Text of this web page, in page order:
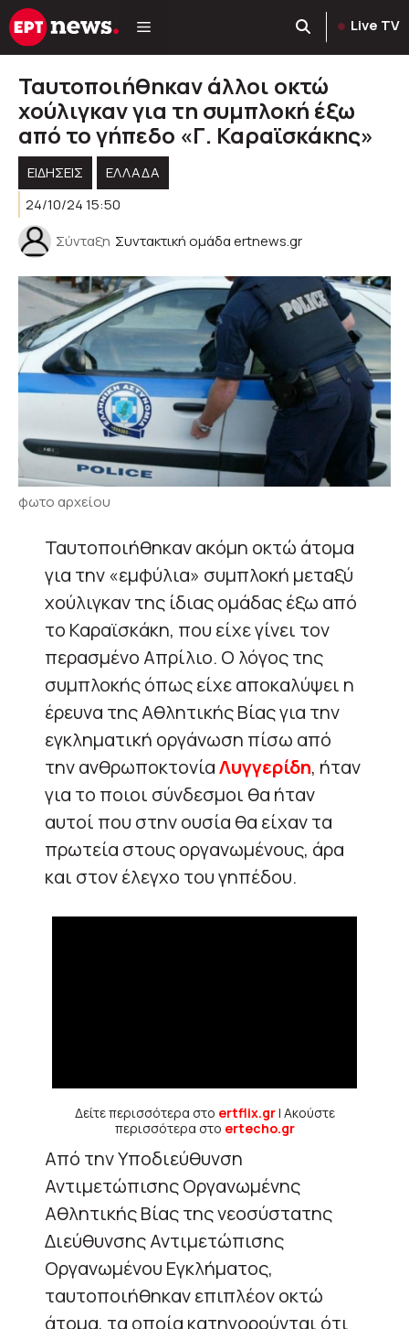
Μετάβαση
σε
Live TV
Ταυτοποιήθηκαν άλλοι οκτώ
χούλιγκαν για τη συμπλοκή έξω
από το γήπεδο «Γ. Καραϊσκάκης»
ΕΙΔΗΣΕΙΣ
ΕΛΛΑΔΑ
24/10/24 15:50
Σύνταξη Συντακτική ομάδα ertnews.gr
φωτο αρχείου
Ταυτοποιήθηκαν ακόμη οκτώ άτομα
για την «εμφύλια» συμπλοκή μεταξύ
χούλιγκαν της ίδιας ομάδας έξω από
το Καραϊσκάκη, που είχε γίνει τον
περασμένο Απρίλιο. Ο λόγος της
συμπλοκής όπως είχε αποκαλύψει η
έρευνα της Αθλητικής Βίας για την
εγκληματική οργάνωση πίσω από
την ανθρωποκτονίαΛυγγερίδη, ήταν
για το ποιοι σύνδεσμοι θα ήταν
αυτοί που στην ουσία θα είχαν τα
πρωτεία στους οργανωμένους, άρα
και στον έλεγχο του γηπέδου.
Δείτε περισσότερα στο ertflix.gr| Ακούστε
περισσότερα στο ertecho.gr
Από την Υποδιεύθυνση
Αντιμετώπισης Οργανωμένης
Αθλητικής Βίας της νεοσύστατης
Διεύθυνσης Αντιμετώπισης
Οργανωμένου Εγκλήματος,
ταυτοποιήθηκαν επιπλέον οκτώ
άτομα, τα οποία κατηγορούνται ότι